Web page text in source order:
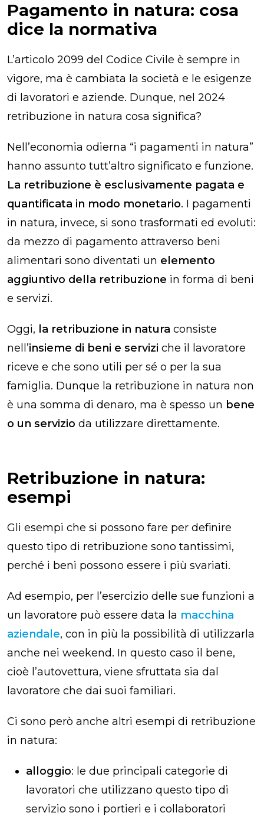
Pagamento in natura: cosa
dice la normativa
L’articolo 2099 del Codice Civile è sempre in
vigore, ma è cambiata la società e le esigenze
di lavoratori e aziende. Dunque, nel 2024
retribuzione in natura cosa significa?
Nell’economia odierna “i pagamenti in natura”
hanno assunto tutt’altro significato e funzione.
La retribuzione è esclusivamente pagata e
quantificata in modo monetario. I pagamenti
in natura, invece, si sono trasformati ed evoluti:
da mezzo di pagamento attraverso beni
alimentari sono diventati un elemento
aggiuntivo della retribuzione in forma di beni
e servizi.
Oggi, la retribuzione in natura consiste
nell’insieme di beni e servizi che il lavoratore
riceve e che sono utili per sé o per la sua
famiglia. Dunque la retribuzione in natura non
è una somma di denaro, ma è spesso un bene
o un servizio da utilizzare direttamente.
Retribuzione in natura:
esempi
Gli esempi che si possono fare per definire
questo tipo di retribuzione sono tantissimi,
perché i beni possono essere i più svariati.
Ad esempio, per l’esercizio delle sue funzioni a
un lavoratore può essere data la macchina
aziendale, con in più la possibilità di utilizzarla
anche nei weekend. In questo caso il bene,
cioè l’autovettura, viene sfruttata sia dal
lavoratore che dai suoi familiari.
Ci sono però anche altri esempi di retribuzione
in natura:
alloggio: le due principali categorie di
lavoratori che utilizzano questo tipo di
servizio sono i portieri e i collaboratori